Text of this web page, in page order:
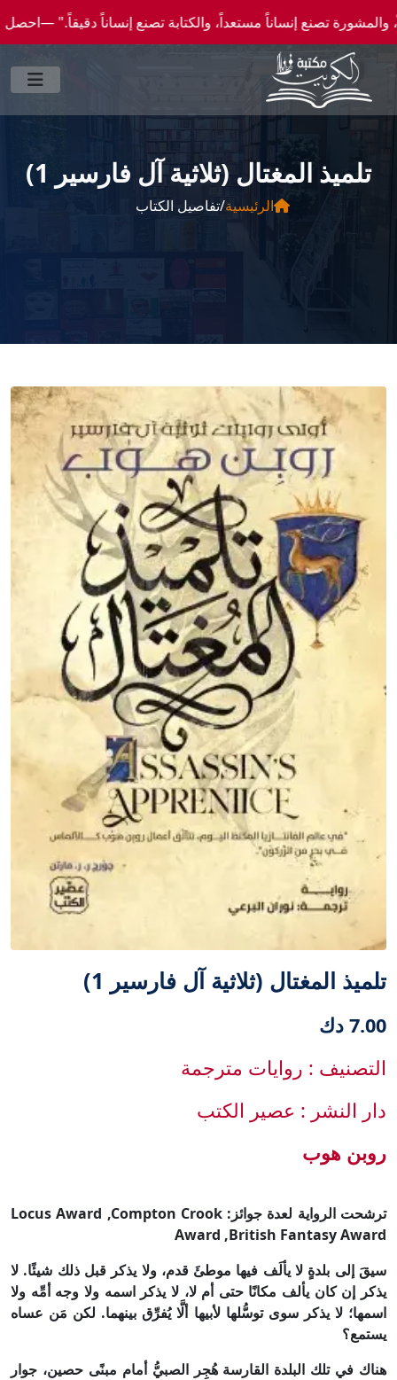
إنساناً مستعداً، والكتابة تصنع إنساناً دقيقاً." —احصل علي عروض وخصومات خاصة عن
تلميذ المغتال (ثلاثية آل فارسير 1)
الرئيسية/تفاصيل الكتاب
تلميذ المغتال (ثلاثية آل فارسير 1)
7.00 دك
التصنيف : روايات مترجمة
دار النشر : عصير الكتب
روبن هوب
ترشحت الرواية لعدة جوائز: Locus Award ,Compton Crook
Award ,British Fantasy Award
سيقَ إلى بلدةٍ لا يألَف فيها موطئَ قدم، ولا يذكر قبل ذلك شيئًا. لا
يذكر إن كان يألف مكانًا حتى أم لا، لا يذكر اسمه ولا وجه أمِّه ولا
اسمها؛ لا يذكر سوى توسُّلها لأبيها ألَّا يُفرِّق بينهما. لكن مَن عساه
يستمع؟
هناك في تلك البلدة القارسة هُجِر الصبيُّ أمام مبنًى حصين، جوار